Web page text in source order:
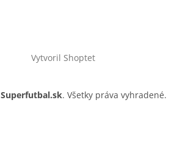
Vytvoril Shoptet
Superfutbal.sk. Všetky práva vyhradené.